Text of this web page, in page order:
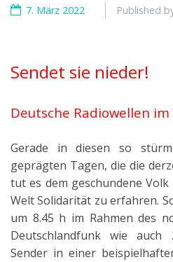
7. März 2022 Published
Sendet sie nieder!
Deutsche Radiowellen
Gerade in diesen so
geprägten Tagen, die die
tut es dem geschundene
Welt Solidarität zu erfahren.
um 8.45 h im Rahmen des
Deutschlandfunk wie auch
Sender in einer